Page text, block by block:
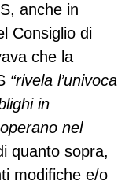
anche in
Consiglio di
che la
“rivela l’univoca
in
nel
quanto sopra,
modifiche e/o